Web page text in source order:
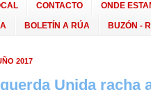
CONTACTO ONDE
BOLETÍN A RÚA BUZÓN -
2017
Unida racha